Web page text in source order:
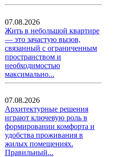
07.08.2026
Жить в небольшой квартире
— это зачастую вызов,
связанный с ограниченным
пространством и
необходимостью
максимально...
07.08.2026
Архитектурные решения
играют ключевую роль в
формировании комфорта и
удобства проживания в
жилых помещениях.
Правильный...